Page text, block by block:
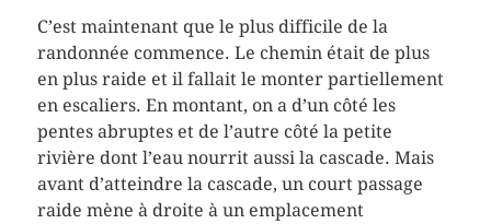
C’est maintenant que le plus difficile de la
randonnée commence. Le chemin était de plus
en plus raide et il fallait le monter partiellement
en escaliers. En montant, on a d’un côté les
pentes abruptes et de l’autre côté la petite
rivière dont l’eau nourrit aussi la cascade. Mais
avant d’atteindre la cascade, un court passage
raide mène à droite à un emplacement